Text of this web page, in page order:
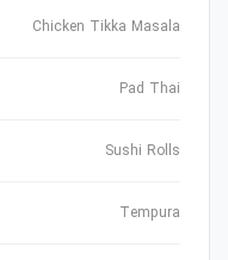
Chicken Tikka Masala
Pad Thai
Sushi Rolls
Tempura